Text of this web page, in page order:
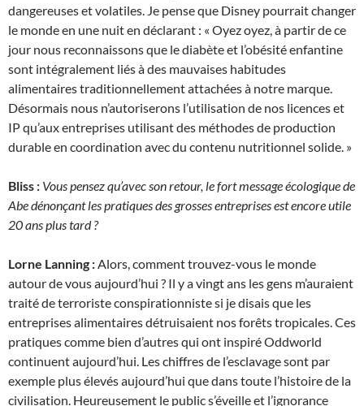
dangereuses et volatiles. Je pense que Disney pourrait changer
le monde en une nuit en déclarant : « Oyez oyez, à partir de ce
jour nous reconnaissons que le diabète et l’obésité enfantine
sont intégralement liés à des mauvaises habitudes
alimentaires traditionnellement attachées à notre marque.
Désormais nous n’autoriserons l’utilisation de nos licences et
IP qu’aux entreprises utilisant des méthodes de production
durable en coordination avec du contenu nutritionnel solide. »
Bliss : Vous pensez qu’avec son retour, le fort message écologique de
Abe dénonçant les pratiques des grosses entreprises est encore utile
20 ans plus tard ?
Lorne Lanning :Alors, comment trouvez-vous le monde
autour de vous aujourd’hui ? Il y a vingt ans les gens m’auraient
traité de terroriste conspirationniste si je disais que les
entreprises alimentaires détruisaient nos forêts tropicales. Ces
pratiques comme bien d’autres qui ont inspiré Oddworld
continuent aujourd’hui. Les chiffres de l’esclavage sont par
exemple plus élevés aujourd’hui que dans toute l’histoire de la
civilisation. Heureusement le public s’éveille et l’ignorance